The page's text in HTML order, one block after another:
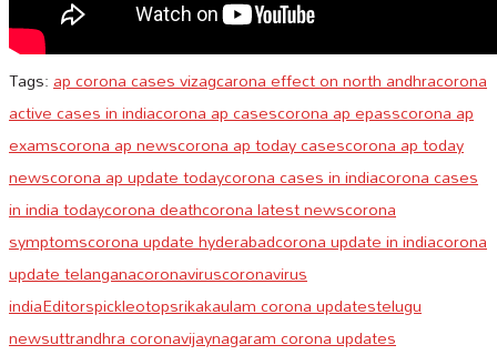
Tags:ap corona cases vizagcarona effect on north andhracorona
active cases in indiacorona ap casescorona ap epasscorona ap
examscorona ap newscorona ap today casescorona ap today
newscorona ap update todaycorona cases in indiacorona cases
in india todaycorona deathcorona latest newscorona
symptomscorona update hyderabadcorona update in indiacorona
update telanganacoronaviruscoronavirus
indiaEditorspickleotopsrikakaulam corona updatestelugu
newsuttrandhra coronavijaynagaram corona updates